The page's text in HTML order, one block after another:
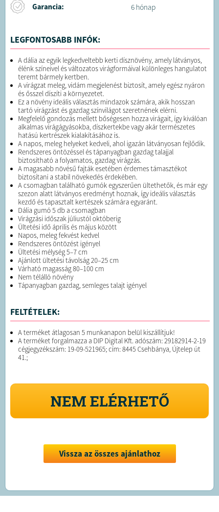
Garancia: 6 hónap
LEGFONTOSABB INFÓK:
A dália az egyik legkedveltebb kerti dísznövény, amely látványos,
élénk színeivel és változatos virágformáival különleges hangulatot
teremt bármely kertben.
A virágzat meleg, vidám megjelenést biztosít, amely egész nyáron
és ősszel díszíti a környezetet.
Ez a növény ideális választás mindazok számára, akik hosszan
tartó virágzást és gazdag színvilágot szeretnének elérni.
Megfelelő gondozás mellett bőségesen hozza virágait, így kiválóan
alkalmas virágágyásokba, díszkertekbe vagy akár természetes
hatású kertrészek kialakításához is.
A napos, meleg helyeket kedveli, ahol igazán látványosan fejlődik.
Rendszeres öntözéssel és tápanyagban gazdag talajjal
biztosítható a folyamatos, gazdag virágzás.
A magasabb növésű fajták esetében érdemes támasztékot
biztosítani a stabil növekedés érdekében.
A csomagban található gumók egyszerűen ültethetők, és már egy
szezon alatt látványos eredményt hoznak, így ideális választás
kezdő és tapasztalt kertészek számára egyaránt.
Dália gumó 5 db a csomagban
Virágzási időszak júliustól októberig
Ültetési idő április és május között
Napos, meleg fekvést kedvel
Rendszeres öntözést igényel
Ültetési mélység 5–7 cm
Ajánlott ültetési távolság 20–25 cm
Várható magasság 80–100 cm
Nem télálló növény
Tápanyagban gazdag, semleges talajt igényel
FELTÉTELEK:
A terméket átlagosan 5 munkanapon belül kiszállítjuk!
A terméket forgalmazza a DIP Digital Kft. adószám: 29182914-2-19
cégjegyzékszám: 19-09-521965; cím: 8445 Csehbánya, Újtelep út
41.;
NEM ELÉRHETŐ
Vissza az összes ajánlathoz